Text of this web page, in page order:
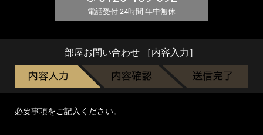
電話受付 24時間 年中無休
部屋お問い合わせ ［内容入力］
必要事項をご記入ください。